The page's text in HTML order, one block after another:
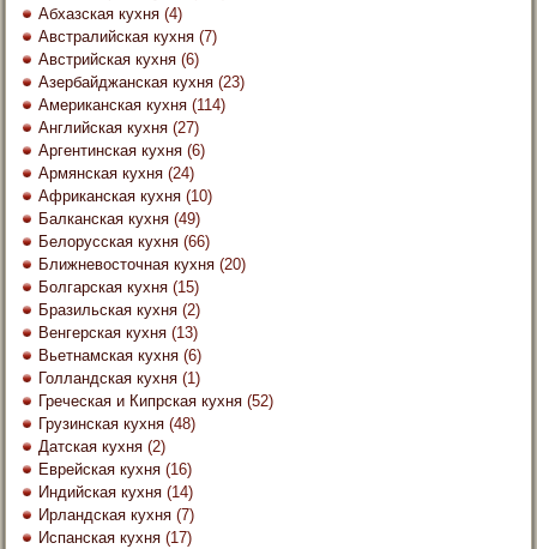
Абхазская кухня (4)
Австралийская кухня (7)
Австрийская кухня (6)
Азербайджанская кухня (23)
Американская кухня (114)
Английская кухня (27)
Аргентинская кухня (6)
Армянская кухня (24)
Африканская кухня (10)
Балканская кухня (49)
Белорусская кухня (66)
Ближневосточная кухня (20)
Болгарская кухня (15)
Бразильская кухня (2)
Венгерская кухня (13)
Вьетнамская кухня (6)
Голландская кухня (1)
Греческая и Кипрская кухня (52)
Грузинская кухня (48)
Датская кухня (2)
Еврейская кухня (16)
Индийская кухня (14)
Ирландская кухня (7)
Испанская кухня (17)